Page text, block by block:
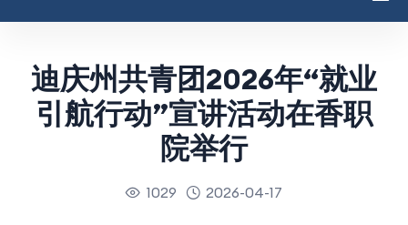
迪庆州共青团2026年“就业
引航行动”宣讲活动在香职
院举行
1029 2026-04-17